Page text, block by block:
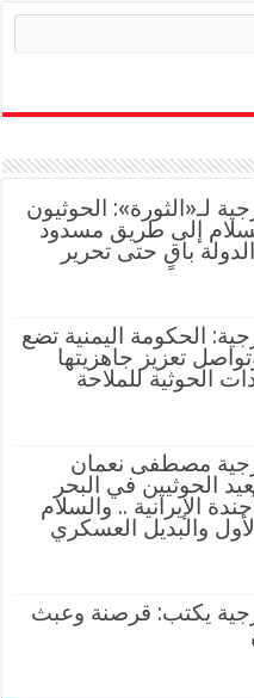
لـ«الثورة»: الحوثيون
إلى طريق مسدود
باقٍ حتى تحرير
الحكومة اليمنية تضع
تعزيز جاهزيتها
الحوثية للملاحة
مصطفى نعمان
الحوثيين في البحر
الإيرانية .. والسلام
والبديل العسكري
يكتب: قرصنة وعبث